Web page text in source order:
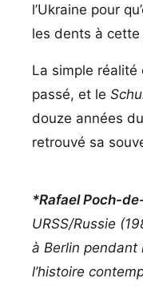
l’Ukraine pour
les dents à cette
La simple réalité
passé, et le
douze années
retrouvé sa
*Rafael Poch-
URSS/Russie
à Berlin pendant
l’histoire